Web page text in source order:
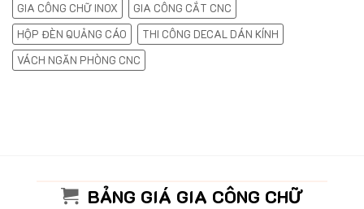
GIA CÔNG CHỮ INOX
GIA CÔNG CẮT CNC
HỘP ĐÈN QUẢNG CÁO
THI CÔNG DECAL DÁN KÍNH
VÁCH NGĂN PHÒNG CNC
BẢNG GIÁ GIA CÔNG CHỮ